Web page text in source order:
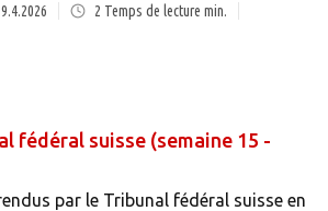
2 Temps de lecture min.
fédéral suisse (semaine 15 -
par le Tribunal fédéral suisse en